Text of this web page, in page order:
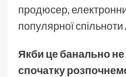
продюсер,
популярної
Якби це банально
спочатку